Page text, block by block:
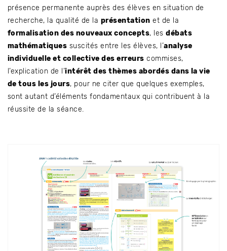
présence permanente auprès des élèves en situation de
recherche, la qualité de la présentation et de la
formalisation des nouveaux concepts, lesdébats
mathématiques suscités entre les élèves, l’analyse
individuelle et collective des erreurs commises,
l’explication de l’intérêt des thèmes abordés dans la vie
de tous les jours, pour ne citer que quelques exemples,
sont autant d’éléments fondamentaux qui contribuent à la
réussite de la séance.